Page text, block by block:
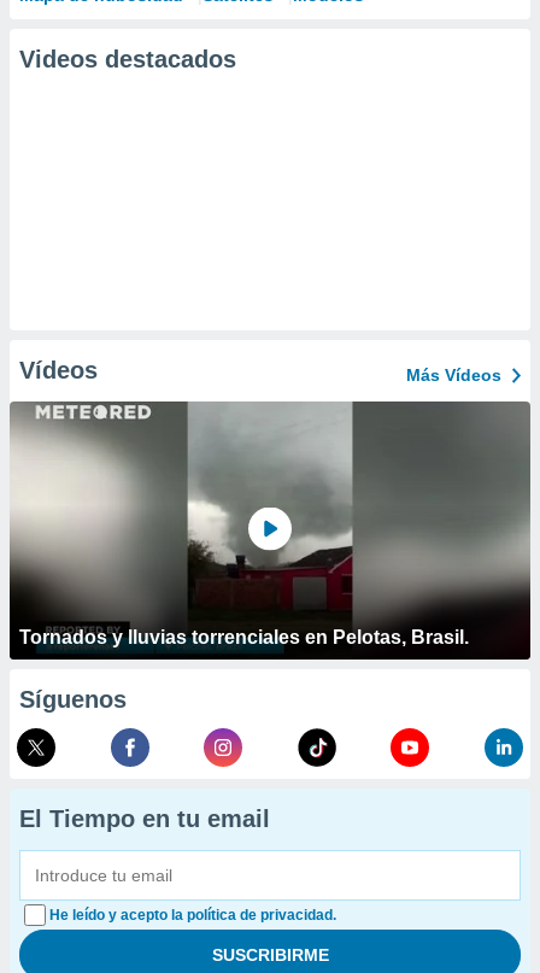
Videos destacados
Vídeos Más Vídeos
Tornados y lluvias torrenciales en Pelotas, Brasil.
Síguenos
El Tiempo en tu email
He leído y acepto la política de privacidad.